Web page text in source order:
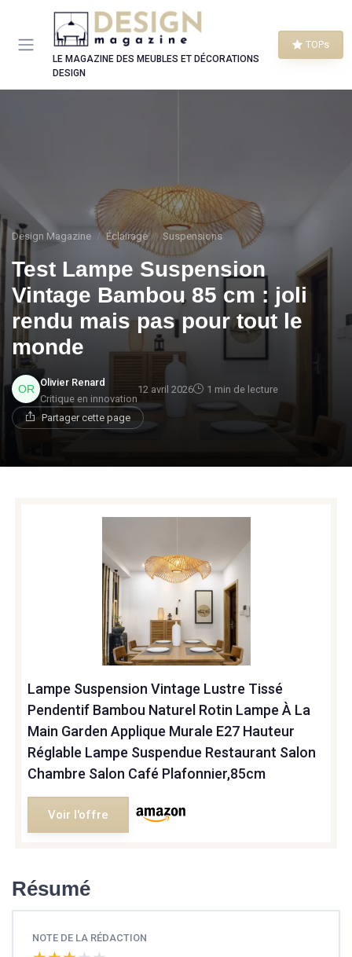
LE MAGAZINE DES MEUBLES ET DÉCORATIONS
DESIGN
TOPs
Design Magazine Éclairage Suspensions
Test Lampe Suspension
Vintage Bambou 85 cm : joli
rendu mais pas pour tout le
monde
Olivier Renard
Critique en innovation
12 avril 2026 1 min de lecture
Partager cette page
Lampe Suspension Vintage Lustre Tissé
Pendentif Bambou Naturel Rotin Lampe À La
Main Garden Applique Murale E27 Hauteur
Réglable Lampe Suspendue Restaurant Salon
Chambre Salon Café Plafonnier,85cm
Voir l'offre
Résumé
NOTE DE LA RÉDACTION
Panneau de gestion des cookies